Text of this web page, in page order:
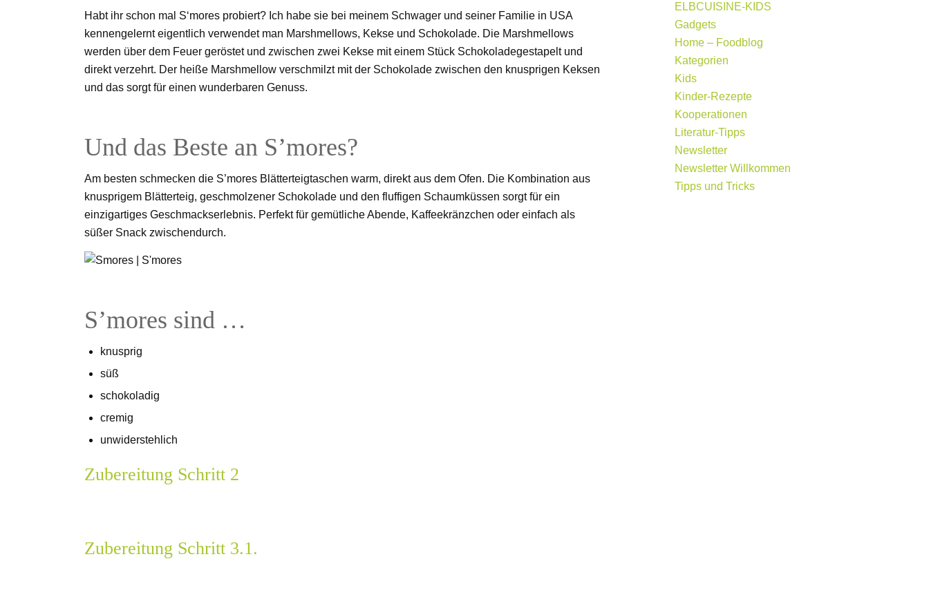
Habt ihr schon mal S‘mores probiert? Ich habe sie bei meinem Schwager und seiner Familie in USA
kennengelernt eigentlich verwendet man Marshmellows, Kekse und Schokolade. Die Marshmellows
werden über dem Feuer geröstet und zwischen zwei Kekse mit einem Stück Schokoladegestapelt und
direkt verzehrt. Der heiße Marshmellow verschmilzt mit der Schokolade zwischen den knusprigen Keksen
und das sorgt für einen wunderbaren Genuss.
Und das Beste an S’mores?
Am besten schmecken die S’mores Blätterteigtaschen warm, direkt aus dem Ofen. Die Kombination aus
knusprigem Blätterteig, geschmolzener Schokolade und den fluffigen Schaumküssen sorgt für ein
einzigartiges Geschmackserlebnis. Perfekt für gemütliche Abende, Kaffeekränzchen oder einfach als
süßer Snack zwischendurch.
S’mores sind …
knusprig
süß
schokoladig
cremig
unwiderstehlich
Zubereitung Schritt 2
Zubereitung Schritt 3.1.
ELBCUISINE-KIDS
Gadgets
Home – Foodblog
Kategorien
Kids
Kinder-Rezepte
Kooperationen
Literatur-Tipps
Newsletter
Newsletter Willkommen
Tipps und Tricks